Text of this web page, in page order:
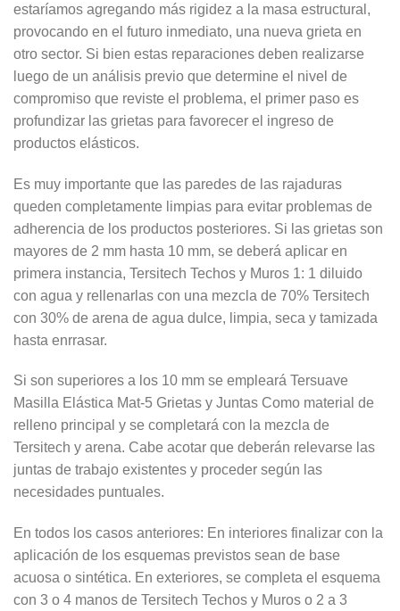
estaríamos agregando más rigidez a la masa estructural,
provocando en el futuro inmediato, una nueva grieta en
otro sector. Si bien estas reparaciones deben realizarse
luego de un análisis previo que determine el nivel de
compromiso que reviste el problema, el primer paso es
profundizar las grietas para favorecer el ingreso de
productos elásticos.
Es muy importante que las paredes de las rajaduras
queden completamente limpias para evitar problemas de
adherencia de los productos posteriores. Si las grietas son
mayores de 2 mm hasta 10 mm, se deberá aplicar en
primera instancia, Tersitech Techos y Muros 1: 1 diluido
con agua y rellenarlas con una mezcla de 70% Tersitech
con 30% de arena de agua dulce, limpia, seca y tamizada
hasta enrrasar.
Si son superiores a los 10 mm se empleará Tersuave
Masilla Elástica Mat-5 Grietas y Juntas Como material de
relleno principal y se completará con la mezcla de
Tersitech y arena. Cabe acotar que deberán relevarse las
juntas de trabajo existentes y proceder según las
necesidades puntuales.
En todos los casos anteriores: En interiores finalizar con la
aplicación de los esquemas previstos sean de base
acuosa o sintética. En exteriores, se completa el esquema
con 3 o 4 manos de Tersitech Techos y Muros o 2 a 3